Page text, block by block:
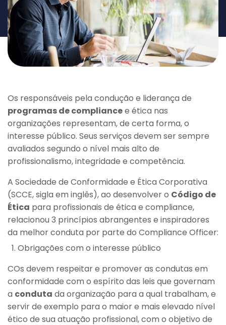
Os responsáveis pela condução e liderança de
programas de compliancee ética nas
organizações representam, de certa forma, o
interesse público. Seus serviços devem ser sempre
avaliados segundo o nível mais alto de
profissionalismo, integridade e competência.
A Sociedade de Conformidade e Ética Corporativa
(SCCE, sigla em inglês), ao desenvolver o Código de
Ética para profissionais de ética e compliance,
relacionou 3 princípios abrangentes e inspiradores
da melhor conduta por parte do Compliance Officer:
Obrigações com o interesse público
COs devem respeitar e promover as condutas em
conformidade com o espírito das leis que governam
a conduta da organização para a qual trabalham, e
servir de exemplo para o maior e mais elevado nível
ético de sua atuação profissional, com o objetivo de